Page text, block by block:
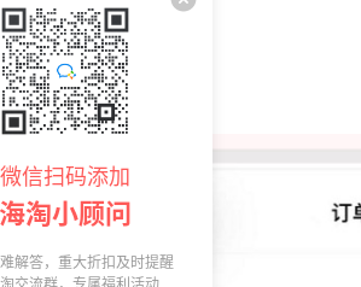
微信扫码添加
海淘小顾问
解答，重大折扣及时提醒